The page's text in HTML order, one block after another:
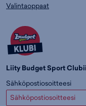
Valintaoppaat
Liity Budget Sport
Sähköpostiosoitteesi